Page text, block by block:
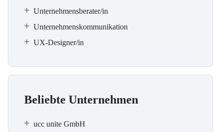
Unternehmensberater/in
Unternehmenskommunikation
UX-Designer/in
Beliebte Unternehmen
ucc unite GmbH